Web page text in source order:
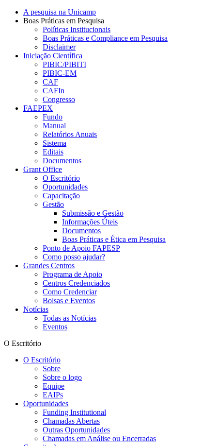
A pesquisa na Unicamp
Boas Práticas em Pesquisa
Políticas Institucionais
Boas Práticas e Compliance em Pesquisa
Disclaimer
Iniciação Científica
PIBIC/PIBITI
PIBIC-EM
CAF
CAFIn
Congresso
FAEPEX
Fundo
Manual
Relatórios Anuais
Sistema
Editais
Documentos
Grant Office
O Escritório
Oportunidades
Capacitação
Gestão
Submissão e Gestão
Informações Úteis
Documentos
Boas Práticas e Ética em Pesquisa
Ponto de Apoio FAPESP
Como posso ajudar?
Grandes Centros
Programa de Apoio
Centros Credenciados
Como Credenciar
Bolsas e Eventos
Notícias
Todas as Notícias
Eventos
O Escritório
O Escritório
Sobre
Sobre o logo
Equipe
EAIPs
Oportunidades
Funding Institutional
Chamadas Abertas
Outras Oportunidades
Chamadas em Análise ou Encerradas